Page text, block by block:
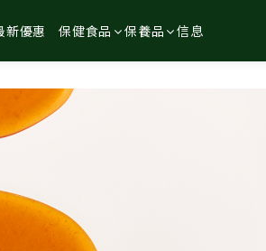
新優惠 保健食品 保養品 信息